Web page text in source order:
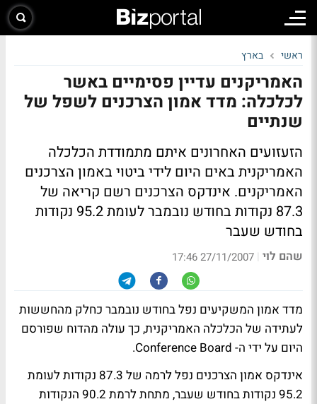
ראשי בארץ
האמריקנים עדיין פסימיים באשר
לכלכלה: מדד אמון הצרכנים לשפל של
שנתיים
הזעזועים האחרונים איתם מתמודדת הכלכלה
האמריקנית באים היום לידי ביטוי באמון הצרכנים
האמריקנים. אינדקס הצרכנים רשם קריאה של
87.3 נקודות בחודש נובמבר לעומת 95.2 נקודות
בחודש שעבר
שהם לוי |
27/11/2007 17:46
מדד אמון המשקיעים נפל בחודש נובמבר כחלק מהחששות
לעתידה של הכלכלה האמריקנית, כך עולה מהדוח שפורסם
היום על ידי ה- Conference Board.
אינדקס אמון הצרכנים נפל לרמה של 87.3 נקודות לעומת
95.2 נקודות בחודש שעבר, מתחת לרמת 90.2 הנקודות